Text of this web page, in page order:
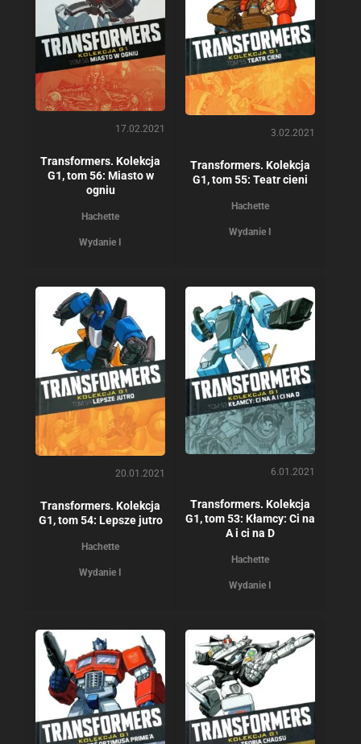
17.02.2021
Transformers. Kolekcja
G1, tom 56: Miasto w
ogniu
Hachette
Wydanie I
3.02.2021
Transformers. Kolekcja
G1, tom 55: Teatr cieni
Hachette
Wydanie I
20.01.2021
Transformers. Kolekcja
G1, tom 54: Lepsze jutro
Hachette
Wydanie I
6.01.2021
Transformers. Kolekcja
G1, tom 53: Kłamcy: Ci na
A i ci na D
Hachette
Wydanie I